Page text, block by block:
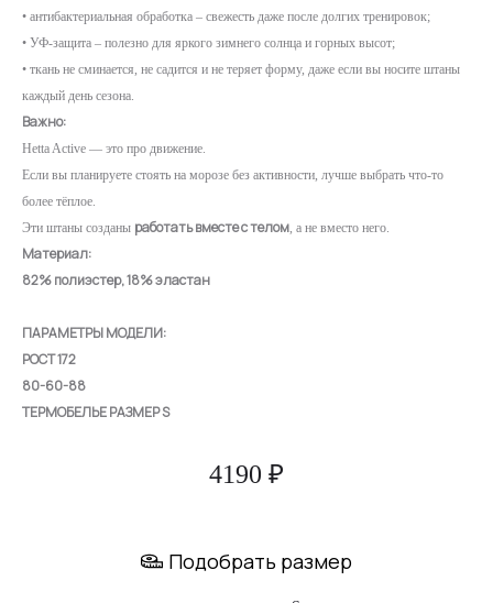
• антибактериальная обработка – свежесть даже после долгих тренировок;
• УФ-защита – полезно для яркого зимнего солнца и горных высот;
• ткань не сминается, не садится и не теряет форму, даже если вы носите штаны
каждый день сезона.
Важно:
Hetta Active — это про движение.
Если вы планируете стоять на морозе без активности, лучше выбрать что-то
более тёплое.
Эти штаны созданы работать вместе с телом, а не вместо него.
Материал:
82% полиэстер, 18% эластан
ПАРАМЕТРЫ МОДЕЛИ:
РОСТ 172
80-60-88
ТЕРМОБЕЛЬЕ РАЗМЕР S
4190 ₽
Подобрать размер